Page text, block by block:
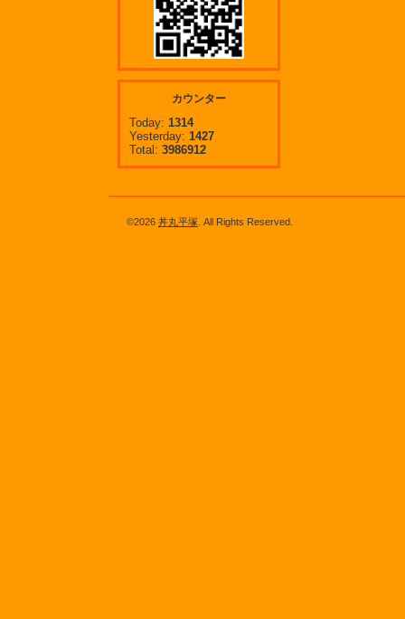
カウンター
Today: 1314
Yesterday: 1427
Total: 3986912
©2026 丼丸平塚 . All Rights Reserved.